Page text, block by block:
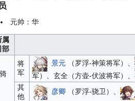
元帅：华
属
部
将
军
景元 （罗浮-神策将军）、
军）、玄全（方壶-伏波将军）
其
他
彦卿 （罗浮-骁卫）、